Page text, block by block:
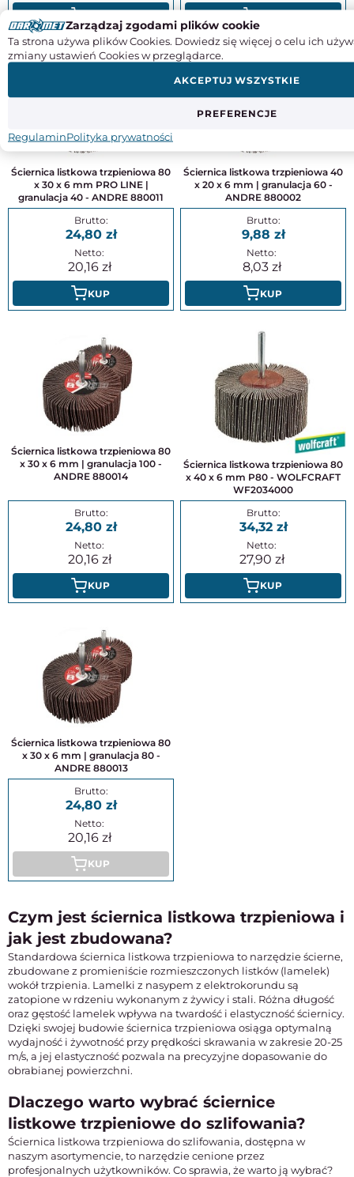
Czym jest ściernica listkowa trzpieniowa i
jak jest zbudowana?
Standardowa ściernica listkowa trzpieniowa to narzędzie ścierne,
zbudowane z promieniście rozmieszczonych listków (lamelek)
wokół trzpienia. Lamelki z nasypem z elektrokorundu są
zatopione w rdzeniu wykonanym z żywicy i stali. Różna długość
oraz gęstość lamelek wpływa na twardość i elastyczność ściernicy.
Dzięki swojej budowie ściernica trzpieniowa osiąga optymalną
wydajność i żywotność przy prędkości skrawania w zakresie 20-25
m/s, a jej elastyczność pozwala na precyzyjne dopasowanie do
obrabianej powierzchni.
Dlaczego warto wybrać ściernice
listkowe trzpieniowe do szlifowania?
Ściernica listkowa trzpieniowa do szlifowania, dostępna w
naszym asortymencie, to narzędzie cenione przez
profesjonalnych użytkowników. Co sprawia, że warto ją wybrać?
Ściernica listkowa trzpieniowa 80
x 30 x 6 mm PRO LINE |
granulacja 40 - ANDRE 880011
24,80
20,16
KUP
Ściernica listkowa trzpieniowa 40
x 20 x 6 mm | granulacja 60 -
ANDRE 880002
9,88
8,03
KUP
Ściernica listkowa trzpieniowa 80
x 30 x 6 mm | granulacja 100 -
ANDRE 880014
24,80
20,16
KUP
Ściernica listkowa trzpieniowa 80
x 40 x 6 mm P80 - WOLFCRAFT
WF2034000
34,32
27,90
KUP
Ściernica listkowa trzpieniowa 80
x 30 x 6 mm | granulacja 80 -
ANDRE 880013
24,80
20,16
KUP
Zarządzaj zgodami plików cookie
Ta strona używa plików Cookies. Dowiedz się więcej o celu ich
zmiany ustawień Cookies w przeglądarce.
PREFERENCJE
AKCEPTUJ WSZYSTKIE
RegulaminPolityka prywatności